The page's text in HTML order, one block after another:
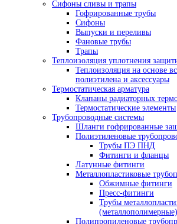
Сифоны сливы и трапы
Гофрированные трубы
Сифоны
Выпуски и переливы
Фановые трубы
Трапы
Теплоизоляция уплотнения
Теплоизоляция на основе
полиэтилена и аксессуары
Термостатическая арматура
Клапаны радиаторных
Термостатические элементы
Трубопроводные системы
Шланги гофрированные
Полиэтиленовые
Трубы ПЭ ПНД
Фитинги и фланцы
Латунные фитинги
Металлопластиковые
Обжимные фитинги
Пресс-фитинги
Трубы
(металлополимерные)
Полипропиленовые